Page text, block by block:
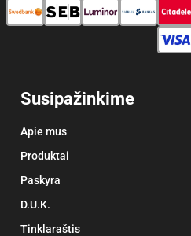
Susipažinkime
Apie mus
Produktai
Paskyra
D.U.K.
Tinklaraštis